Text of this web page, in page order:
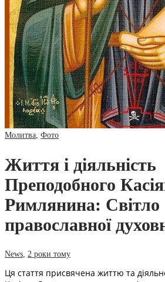
Молитва Фото
Життя і діяльність
Преподобного
Римлянина: Світло
православної
News 2 роки тому
Ця стаття присвячена життю та